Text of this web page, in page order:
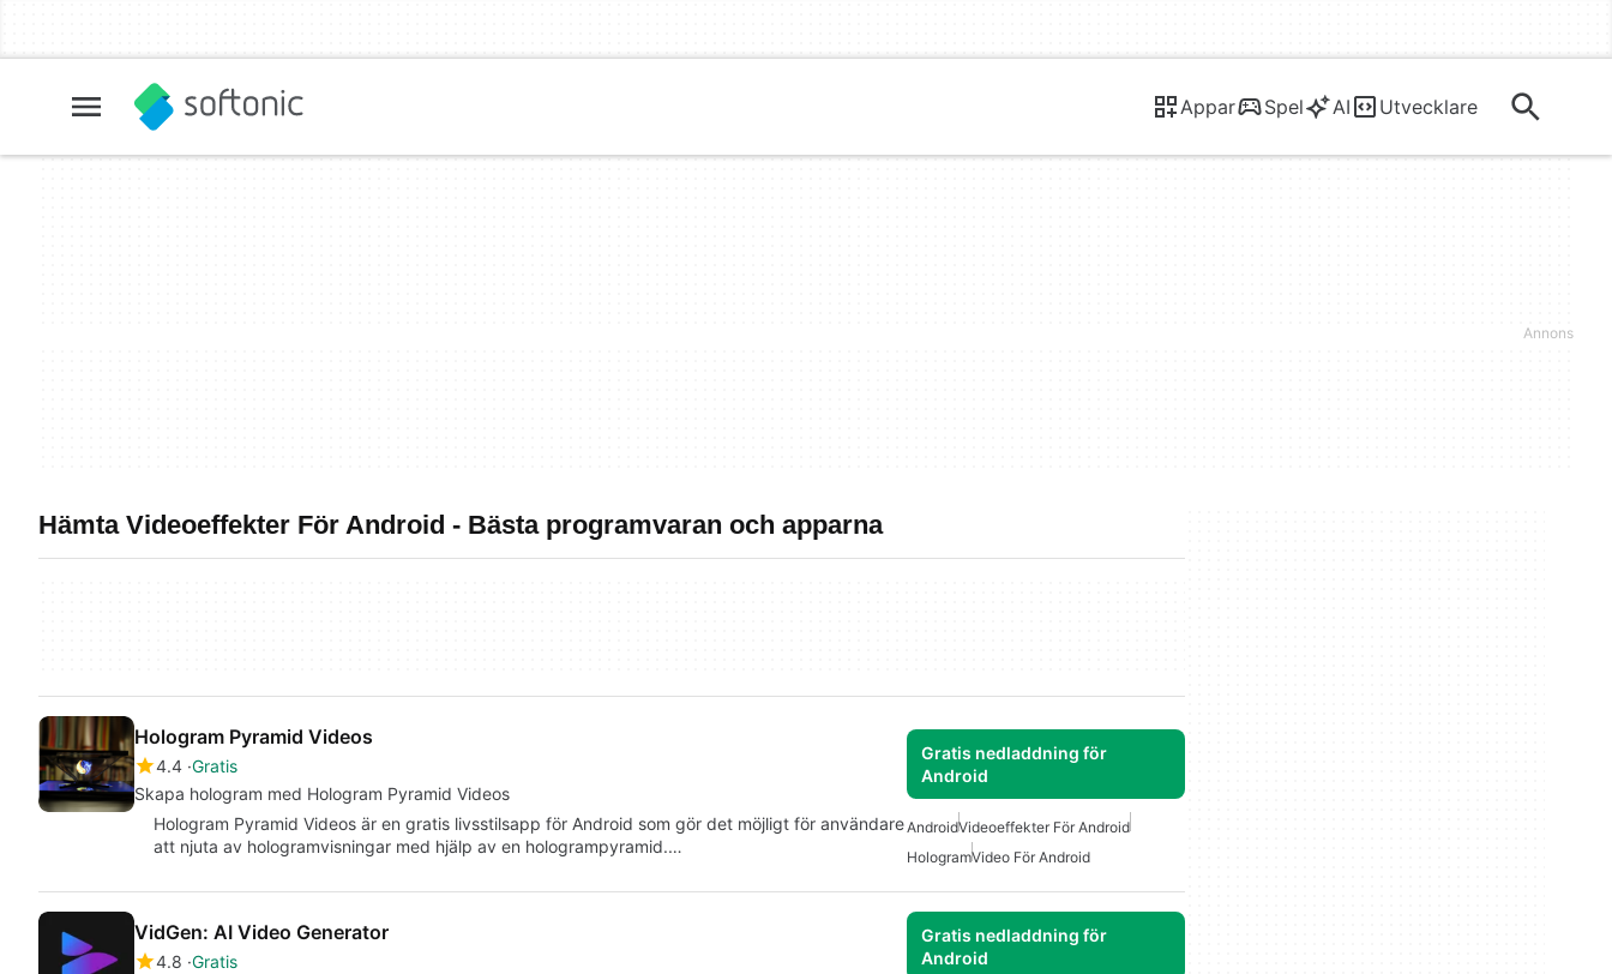
Appar Spel AI Utvecklare
Hämta Videoeffekter För Android - Bästa programvaran och apparna
Hologram Pyramid Videos
4.4 Gratis
Skapa hologram med Hologram Pyramid Videos
Gratis nedladdning för
Android
Hologram Pyramid Videos är en gratis livsstilsapp för Android som gör det möjligt för användare
att njuta av hologramvisningar med hjälp av en hologrampyramid.…
AndroidVideoeffekter För Android
HologramVideo För Android
VidGen: AI Video Generator
4.8 Gratis
Gratis nedladdning för
Android